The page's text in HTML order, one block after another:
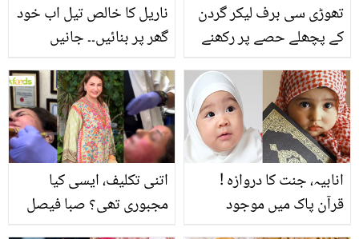
ناریل کا خالص تیل اب خود
گھر پر بنائیں۔۔ جانیں
ناریل کا تیل نکالنے کا
طریقہ اور اس کے 5
زبردست فائدے
تھوڑی سی برف لیکر گردن
کے پچھلے حصے پر رکھنے
انگیز تبدیلی رونما ہوتی
ہے؟ جان کر آزمائے بنا رہ نہ
پائیں گے
اتنی تکلیف، ایسی کیا
مجبوری تھی؟ صبا فیصل
انابیہ، جنت کا دروازہ !
قرآن پاک میں موجود